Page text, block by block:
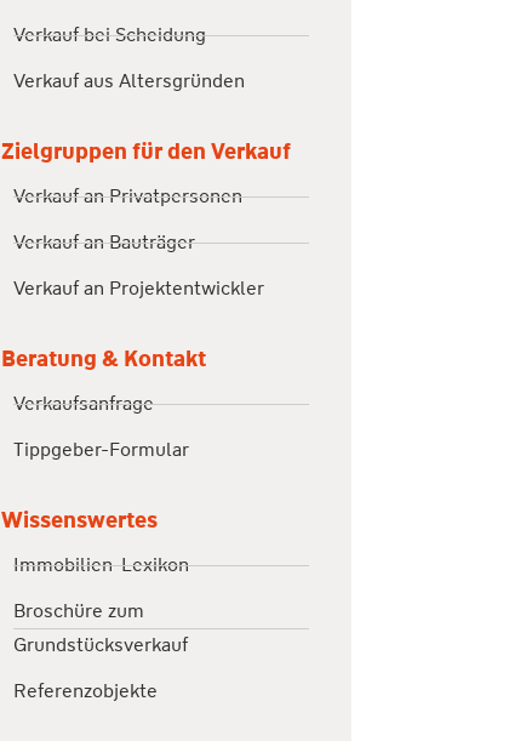
Verkauf bei Scheidung
Verkauf aus Altersgründen
Zielgruppen für den Verkauf
Verkauf an Privatpersonen
Verkauf an Bauträger
Verkauf an Projektentwickler
Beratung & Kontakt
Verkaufsanfrage
Tippgeber-Formular
Wissenswertes
Immobilien-Lexikon
Broschüre zum
Grundstücksverkauf
Referenzobjekte